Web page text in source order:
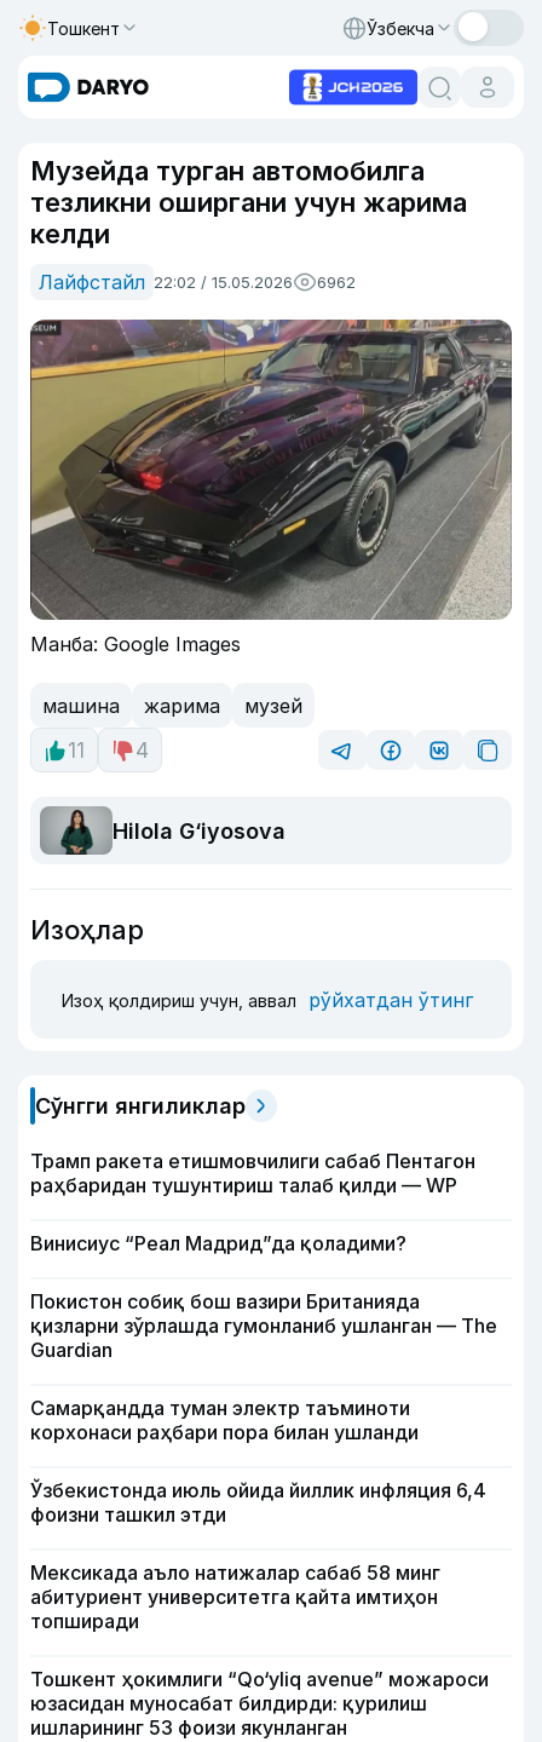
Тошкент Ўзбекча
Музейда турган автомобилга
тезликни оширгани учун жарима
келди
Лайфстайл 22:02 / 15.05.2026 6962
Манба: Google Images
машина жарима
музей
11
4
Hilola G‘iyosova
Изоҳлар
Изоҳ қолдириш учун, аввал рўйхатдан ўтинг
Сўнгги янгиликлар
Трамп ракета етишмовчилиги сабаб Пентагон
раҳбаридан тушунтириш талаб қилди — WP
Винисиус “Реал Мадрид”да қоладими?
Покистон собиқ бош вазири Британияда
қизларни зўрлашда гумонланиб ушланган — The
Guardian
Самарқандда туман электр таъминоти
корхонаси раҳбари пора билан ушланди
Ўзбекистонда июль ойида йиллик инфляция 6,4
фоизни ташкил этди
Мексикада аъло натижалар сабаб 58 минг
абитуриент университетга қайта имтиҳон
топширади
Тошкент ҳокимлиги “Qo‘yliq avenue” можароси
юзасидан муносабат билдирди: қурилиш
ишларининг 53 фоизи якунланган